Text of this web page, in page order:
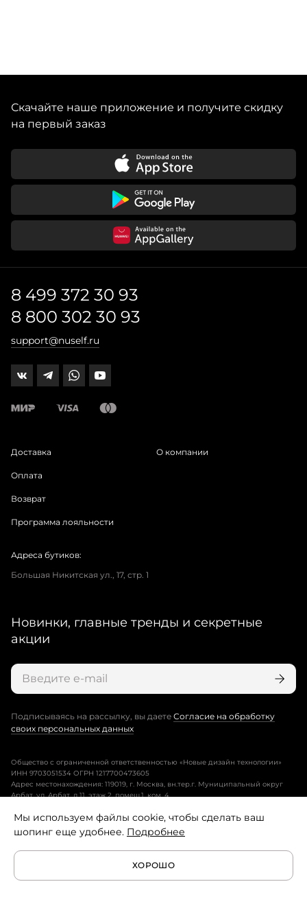
Скачайте наше приложение и получите скидку
на первый заказ
8 499 372 30 93
8 800 302 30 93
support@nuself.ru
Доставка
Оплата
Возврат
Программа лояльности
О компании
Адреса бутиков:
Большая Никитская ул., 17, стр. 1
Новинки, главные тренды и секретные
акции
Подписываясь на рассылку, вы даете Согласие на обработку
своих персональных данных
Общество с ограниченной ответственностью «Новые дизайн технологии»
ИНН 9703051534 ОГРН 1217700473605
Адрес местонахождения: 119019, г. Москва, вн.тер.г. Муниципальный округ
Арбат, ул. Арбат, д.11, этаж 2, помещ.1, ком. 4.
Пользовательское соглашение
Политика конфиденциальности
Условия программы лояльности
Мы используем файлы cookie, чтобы сделать ваш
шопинг еще удобнее. Подробнее
ХОРОШО